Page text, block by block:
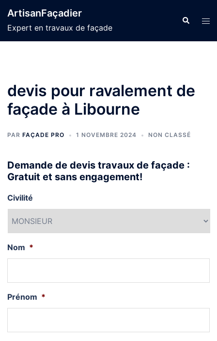
au
contenu
ArtisanFaçadier
Expert en travaux de façade
devis pour ravalement de
façade à Libourne
PAR FAÇADE PRO 1 NOVEMBRE 2024 NON CLASSÉ
Demande de devis travaux de façade :
Gratuit et sans engagement!
Civilité
Nom *
Prénom *